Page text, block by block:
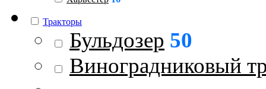
Тракторы
Бульдозер 50
Виноградниковый